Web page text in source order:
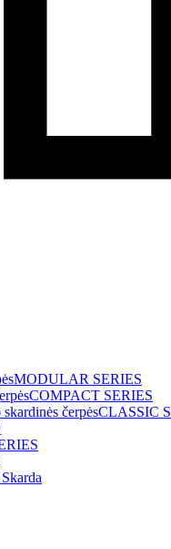
MODULAR SERIES
COMPACT SERIES
čerpėsCLASSIC